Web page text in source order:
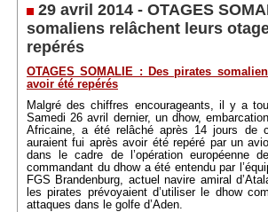
29 avril 2014 - OTAGES
somaliens relâchent leurs
repérés
OTAGES SOMALIE : Des pirates
avoir été repérés
Malgré des chiffres encourageants, il y a
Samedi 26 avril dernier, un dhow,
Africaine, a été relâché après 14 jours de
auraient fui après avoir été repéré par un
dans le cadre de l’opération européenne
commandant du dhow a été entendu par
FGS Brandenburg, actuel navire amiral
les pirates prévoyaient d’utiliser le dhow
attaques dans le golfe d’Aden.